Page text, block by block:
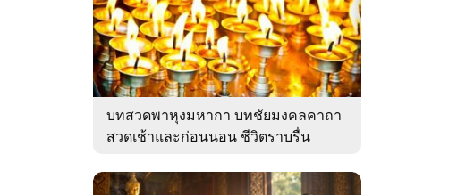
บทสวดพาหุงมหากา บทชัยมงคลคาถา
สวดเช้าและก่อนนอน ชีวิตราบรื่น